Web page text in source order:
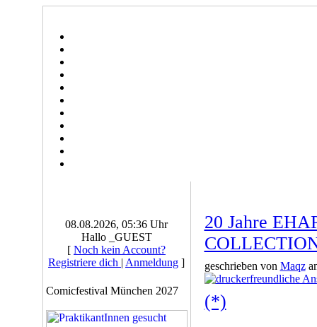
08.08.2026, 05:36 Uhr
Hallo _GUEST
[ Noch kein Account?
Registriere dich | Anmeldung ]
Comicfestival München 2027
20 Jahre
geschrieben von Maqz
(*)